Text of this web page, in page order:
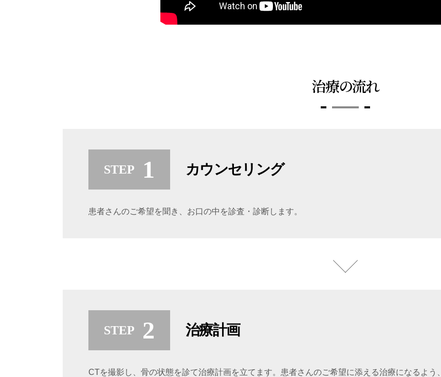
治療の流れ
カウンセリング
患者さんのご希望を聞き、お口の中を診査・診断します。
治療計画
CTを撮影し、骨の状態を診て治療計画を立てます。患者さんのご希望に添える治療になるよう